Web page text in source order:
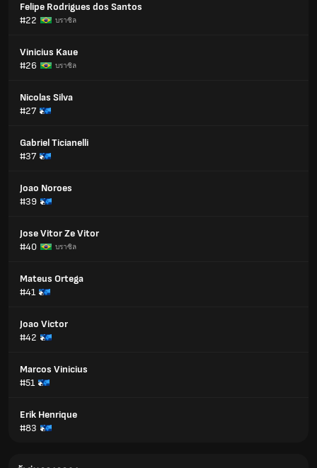
Felipe Rodrigues dos Santos
#22
บราซิล
Vinicius Kaue
#26
บราซิล
Nicolas Silva
#27
Gabriel Ticianelli
#37
Joao Noroes
#39
Jose Vitor Ze Vitor
#40
บราซิล
Mateus Ortega
#41
Joao Victor
#42
Marcos Vinicius
#51
Erik Henrique
#83